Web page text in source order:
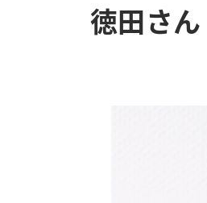
徳田さん